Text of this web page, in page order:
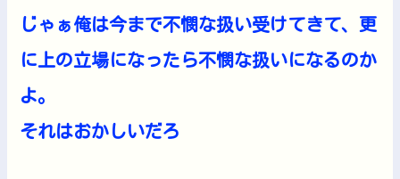
じゃぁ俺は今まで不憫な扱い受けてきて、更
に上の立場になったら不憫な扱いになるのか
よ。
それはおかしいだろ